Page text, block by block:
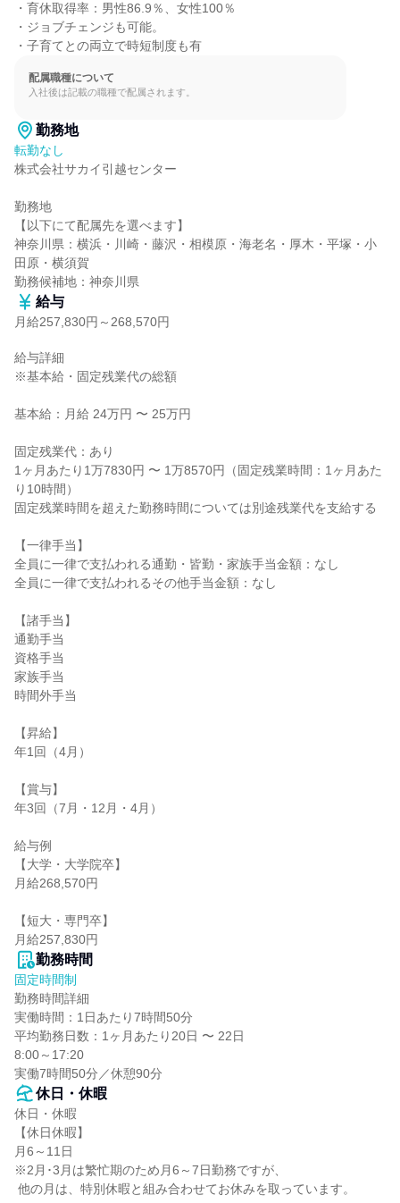
・育休取得率：男性86.9％、女性100％
・ジョブチェンジも可能。
・子育てとの両立で時短制度も有
配属職種について
入社後は記載の職種で配属されます。
勤務地
転勤なし
株式会社サカイ引越センター
勤務地
【以下にて配属先を選べます】
神奈川県：横浜・川崎・藤沢・相模原・海老名・厚木・平塚・小
田原・横須賀
勤務候補地：神奈川県
給与
月給257,830円～268,570円
給与詳細
※基本給・固定残業代の総額
基本給：月給 24万円 〜 25万円
固定残業代：あり
1ヶ月あたり1万7830円 〜 1万8570円（固定残業時間：1ヶ月あた
り10時間）
固定残業時間を超えた勤務時間については別途残業代を支給する
【一律手当】
全員に一律で支払われる通勤・皆勤・家族手当金額：なし
全員に一律で支払われるその他手当金額：なし
【諸手当】
通勤手当
資格手当
家族手当
時間外手当
【昇給】
年1回（4月）
【賞与】
年3回（7月・12月・4月）
給与例
【大学・大学院卒】
月給268,570円
【短大・専門卒】
月給257,830円
勤務時間
固定時間制
勤務時間詳細
実働時間：1日あたり7時間50分
平均勤務日数：1ヶ月あたり20日 〜 22日
8:00～17:20
実働7時間50分／休憩90分
休日・休暇
休日・休暇
【休日休暇】
月6～11日
※2月･3月は繁忙期のため月6～7日勤務ですが、